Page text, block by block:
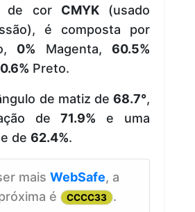
de cor CMYK(usado
é composta por
0% Magenta, 60.5%
Preto.
de matiz de 68.7°,
de71.9% e uma
de 62.4%.
mais WebSafe, a
é
CCCC33 .